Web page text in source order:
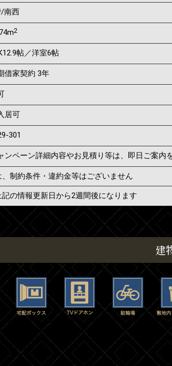
南西
2
帖／洋室6帖
借家契約 3年
居可
301
ンペーン詳細内容やお見積り等は、即日ご案内
制約条件・違約金等はございません
の情報更新日から2週間後になります
建